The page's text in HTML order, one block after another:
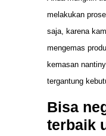
melakukan
saja, karena
mengemas
kemasan
tergantung
Bisa
terbaik